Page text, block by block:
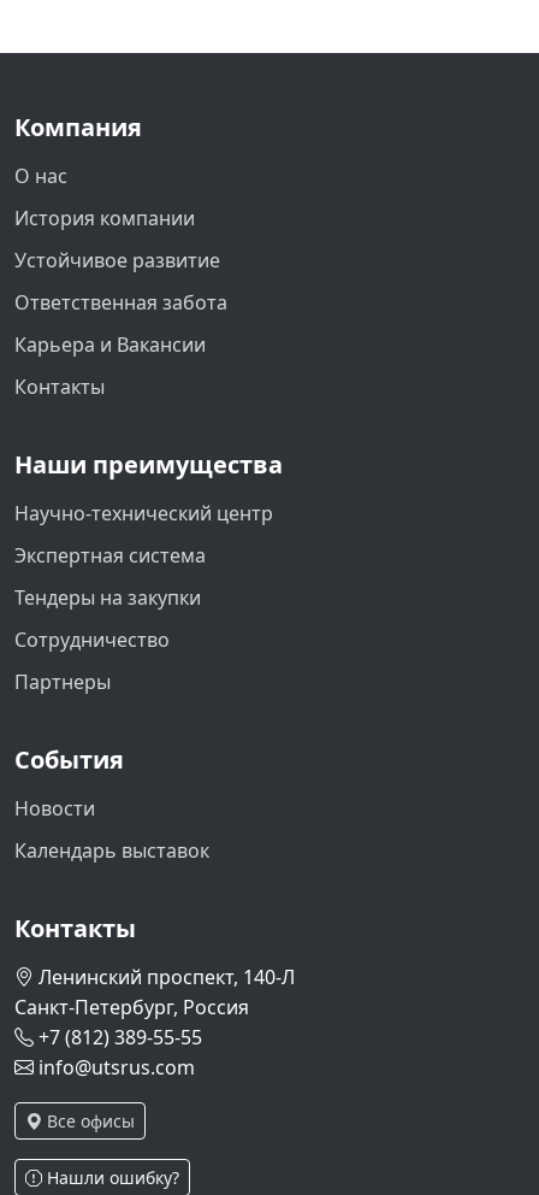
Компания
О нас
История компании
Устойчивое развитие
Ответственная забота
Карьера и Вакансии
Контакты
Наши преимущества
Научно-технический центр
Экспертная система
Тендеры на закупки
Сотрудничество
Партнеры
События
Новости
Календарь выставок
Контакты
Ленинский проспект, 140-Л
Санкт-Петербург, Россия
+7 (812) 389-55-55
info@utsrus.com
Все офисы
Нашли ошибку?